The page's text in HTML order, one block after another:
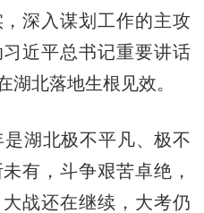
深入谋划工作的主攻
近平总书记重要讲话
湖北落地生根见效。
湖北极不平凡、极不
有，斗争艰苦卓绝，
战还在继续，大考仍